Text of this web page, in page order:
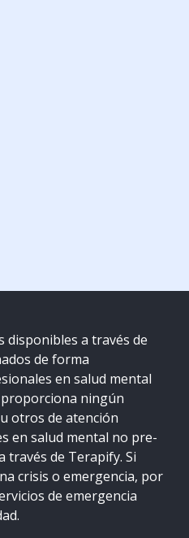
disponibles a través de
de forma
en salud mental
ningún
otros de atención
en salud mental no pre-
través de Terapify. Si
crisis o emergencia, por
de emergencia